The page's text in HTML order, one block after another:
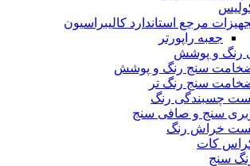
مرجع استاندارد کالیبراسیون
جعبه راپورتر
رنگ و پوشش
سنج رنگ و پوشش
سنج رنگ تر
چسبندگی رنگ
سنج و صافی سنج
خراش رنگ
کات
سنج